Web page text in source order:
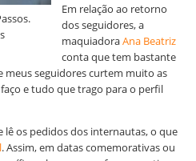
Em relação ao retorno
dos seguidores, a
maquiadoraAna Beatriz
conta que tem bastante
meus seguidores curtem muito as
e tudo que trago para o perfil
lê os pedidos dos internautas, o que
. Assim, em datas comemorativas ou